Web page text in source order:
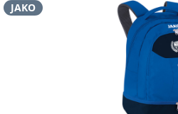
JAKO